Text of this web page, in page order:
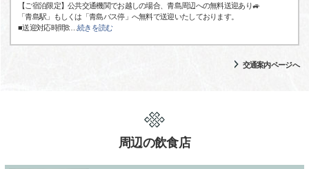
【ご宿泊限定】公共交通機関でお越しの場合、青島周辺への無料送迎あり🚙
「青島駅」もしくは「青島バス停」へ無料で送迎いたしております。
■送迎対応時間8: …続きを読む
交通案内ページへ
周辺の飲食店